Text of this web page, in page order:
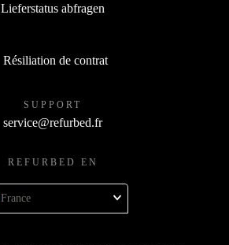
Lieferstatus abfragen
Résiliation de contrat
SUPPORT
service@refurbed.fr
REFURBED EN
France